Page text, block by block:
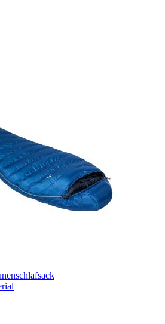
Investition für jeden Camper.
nachhaltig und aus
Materialien hergestellt. Sie